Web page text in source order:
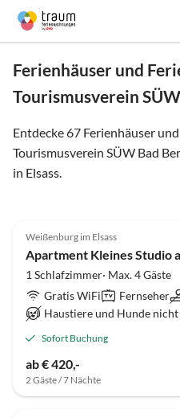
Ferienhäuser und
Tourismusverein
Entdecke 67 Ferienhäuser
Tourismusverein SÜW Bad
in Elsass.
Weißenburg im Elsass
Apartment Kleines Studio
1 Schlafzimmer· Max. 4 Gäste
Gratis WiFi
Fernseher
Haustiere und Hunde
Sofort Buchung
ab € 420,-
2 Gäste / 7 Nächte